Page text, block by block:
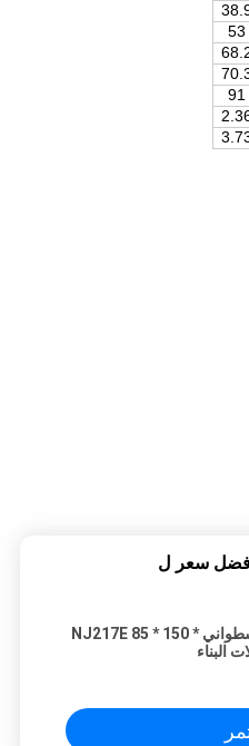
53
91
سعر ل
أسطواني أسطواني NJ217E 85 * 150 *